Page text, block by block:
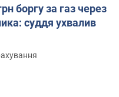
боргу за газ через
суддя ухвалив